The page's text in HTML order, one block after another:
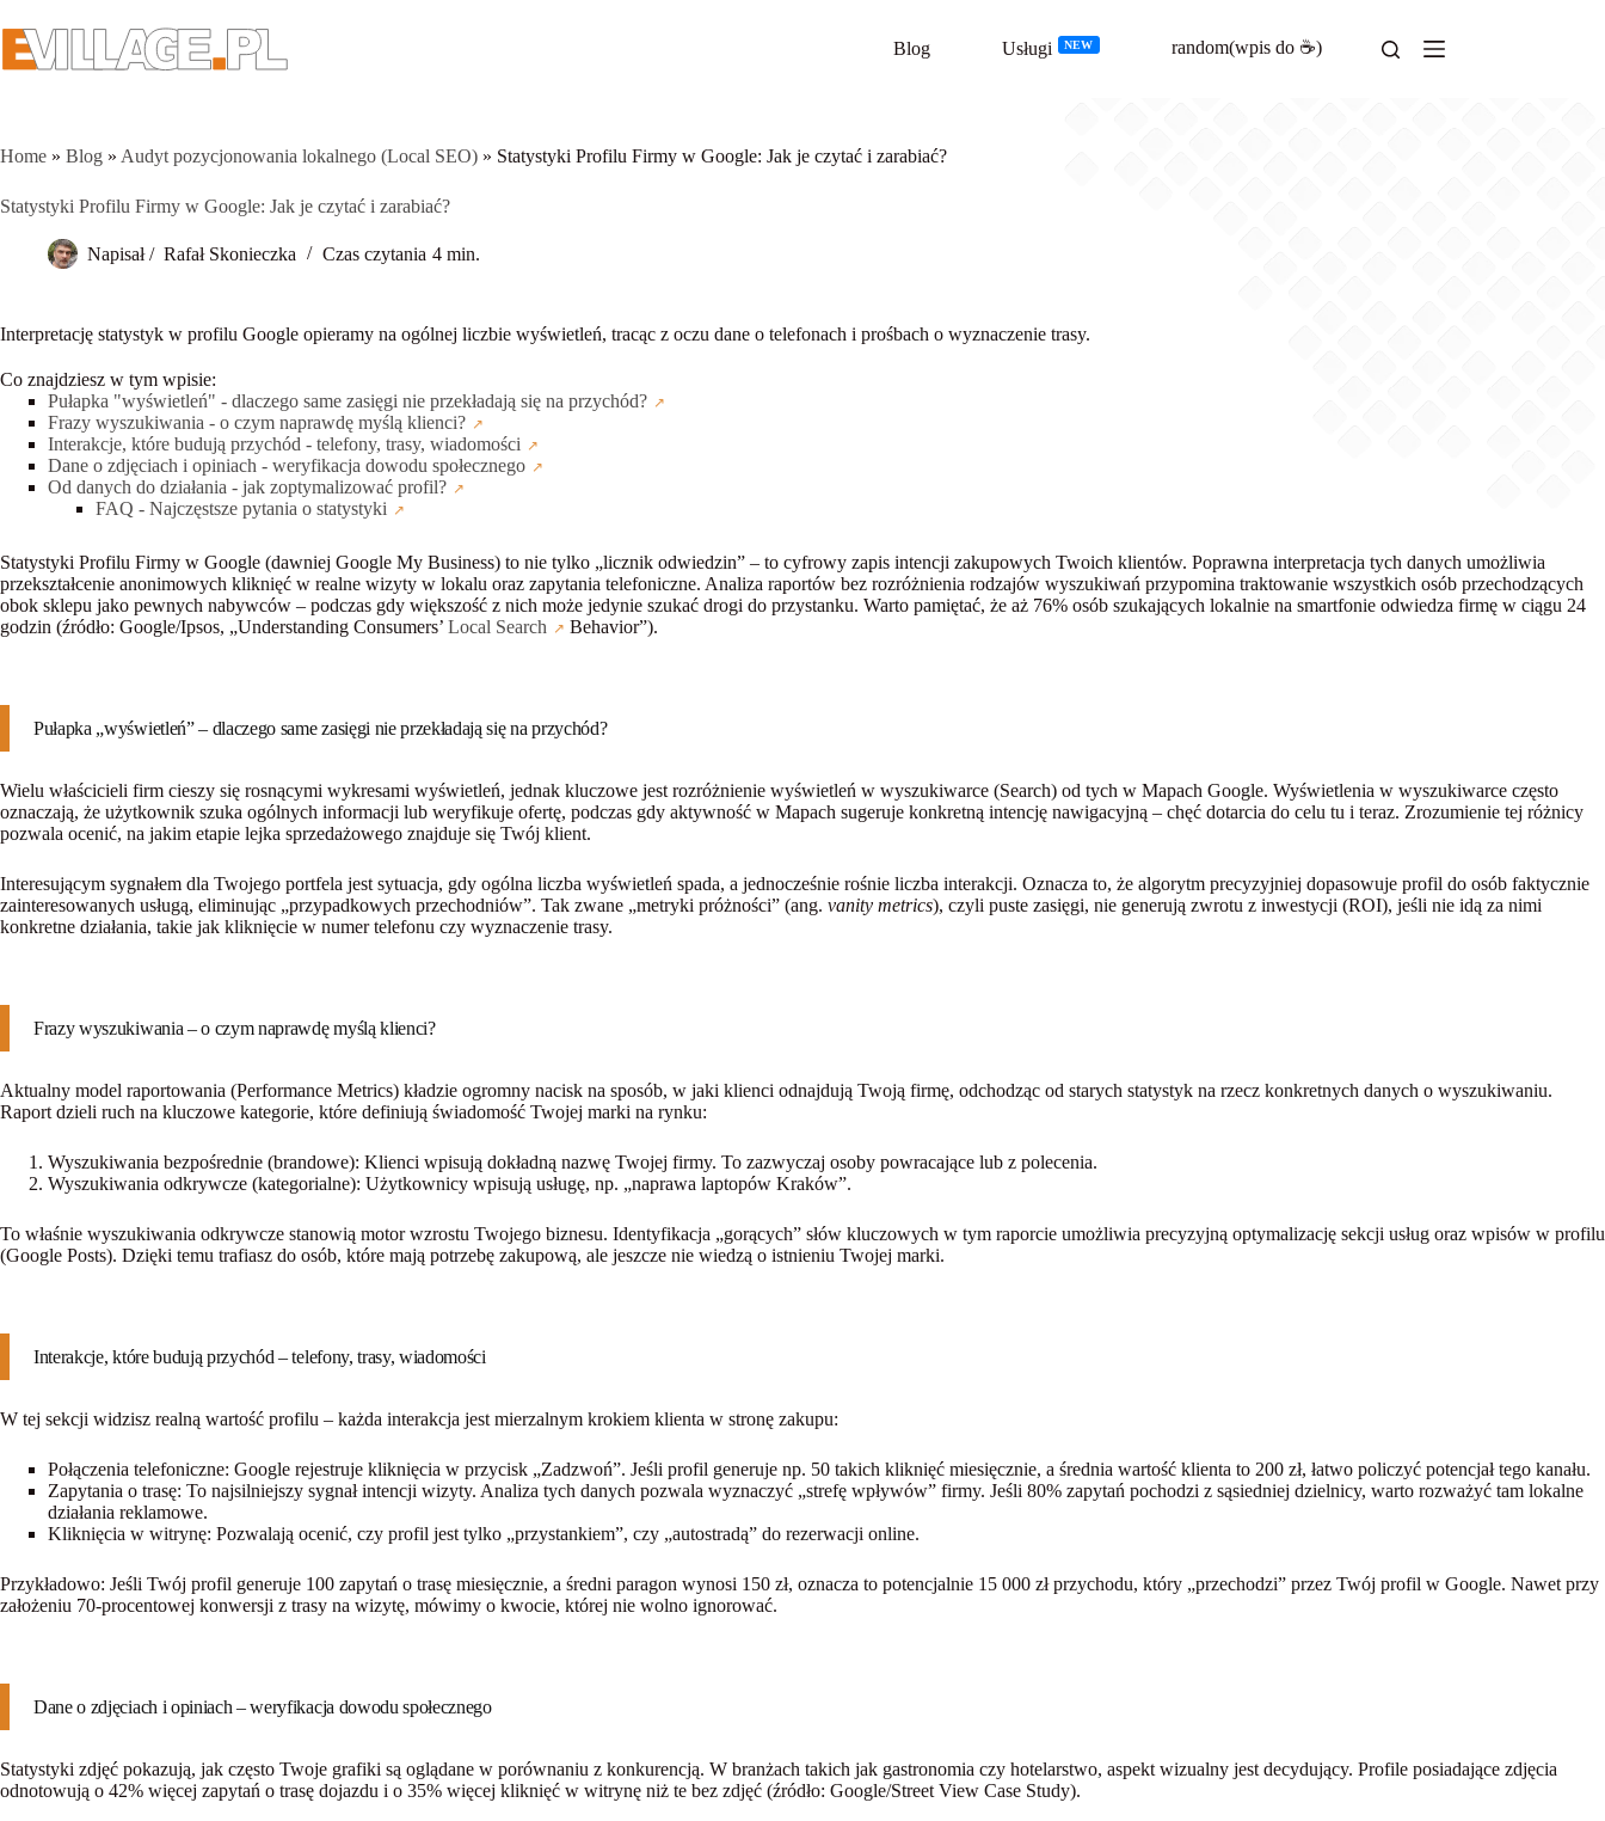
do
treści
Blog Usługi NEW random(wpis do ☕)
Home » Blog » Audyt pozycjonowania lokalnego (Local SEO) » Statystyki Profilu Firmy w Google: Jak je czytać i zarabiać?
Statystyki Profilu Firmy w Google: Jak je czytać i zarabiać?
Napisał / Rafał Skonieczka Czas czytania 4 min.
Interpretację statystyk w profilu Google opieramy na ogólnej liczbie wyświetleń, tracąc z oczu dane o telefonach i prośbach o wyznaczenie trasy.
Co znajdziesz w tym wpisie:
Pułapka "wyświetleń" - dlaczego same zasięgi nie przekładają się na przychód?
Frazy wyszukiwania - o czym naprawdę myślą klienci?
Interakcje, które budują przychód - telefony, trasy, wiadomości
Dane o zdjęciach i opiniach - weryfikacja dowodu społecznego
Od danych do działania - jak zoptymalizować profil?
FAQ - Najczęstsze pytania o statystyki
Statystyki Profilu Firmy w Google (dawniej Google My Business) to nie tylko „licznik odwiedzin” – to cyfrowy zapis intencji zakupowych Twoich klientów. Poprawna interpretacja tych danych umożliwia
przekształcenie anonimowych kliknięć w realne wizyty w lokalu oraz zapytania telefoniczne. Analiza raportów bez rozróżnienia rodzajów wyszukiwań przypomina traktowanie wszystkich osób przechodzących
obok sklepu jako pewnych nabywców – podczas gdy większość z nich może jedynie szukać drogi do przystanku. Warto pamiętać, że aż 76% osób szukających lokalnie na smartfonie odwiedza firmę w ciągu 24
godzin (źródło: Google/Ipsos, „Understanding Consumers’ Local Search Behavior”).
Pułapka „wyświetleń” – dlaczego same zasięgi nie przekładają się na przychód?
Wielu właścicieli firm cieszy się rosnącymi wykresami wyświetleń, jednak kluczowe jest rozróżnienie wyświetleń w wyszukiwarce (Search) od tych w Mapach Google. Wyświetlenia w wyszukiwarce często
oznaczają, że użytkownik szuka ogólnych informacji lub weryfikuje ofertę, podczas gdy aktywność w Mapach sugeruje konkretną intencję nawigacyjną – chęć dotarcia do celu tu i teraz. Zrozumienie tej różnicy
pozwala ocenić, na jakim etapie lejka sprzedażowego znajduje się Twój klient.
Interesującym sygnałem dla Twojego portfela jest sytuacja, gdy ogólna liczba wyświetleń spada, a jednocześnie rośnie liczba interakcji. Oznacza to, że algorytm precyzyjniej dopasowuje profil do osób faktycznie
zainteresowanych usługą, eliminując „przypadkowych przechodniów”. Tak zwane „metryki próżności” (ang. vanity metrics), czyli puste zasięgi, nie generują zwrotu z inwestycji (ROI), jeśli nie idą za nimi
konkretne działania, takie jak kliknięcie w numer telefonu czy wyznaczenie trasy.
Frazy wyszukiwania – o czym naprawdę myślą klienci?
Aktualny model raportowania (Performance Metrics) kładzie ogromny nacisk na sposób, w jaki klienci odnajdują Twoją firmę, odchodząc od starych statystyk na rzecz konkretnych danych o wyszukiwaniu.
Raport dzieli ruch na kluczowe kategorie, które definiują świadomość Twojej marki na rynku:
Wyszukiwania bezpośrednie (brandowe): Klienci wpisują dokładną nazwę Twojej firmy. To zazwyczaj osoby powracające lub z polecenia.
Wyszukiwania odkrywcze (kategorialne): Użytkownicy wpisują usługę, np. „naprawa laptopów Kraków”.
To właśnie wyszukiwania odkrywcze stanowią motor wzrostu Twojego biznesu. Identyfikacja „gorących” słów kluczowych w tym raporcie umożliwia precyzyjną optymalizację sekcji usług oraz wpisów w profilu
(Google Posts). Dzięki temu trafiasz do osób, które mają potrzebę zakupową, ale jeszcze nie wiedzą o istnieniu Twojej marki.
Interakcje, które budują przychód – telefony, trasy, wiadomości
W tej sekcji widzisz realną wartość profilu – każda interakcja jest mierzalnym krokiem klienta w stronę zakupu:
Połączenia telefoniczne: Google rejestruje kliknięcia w przycisk „Zadzwoń”. Jeśli profil generuje np. 50 takich kliknięć miesięcznie, a średnia wartość klienta to 200 zł, łatwo policzyć potencjał tego kanału.
Zapytania o trasę: To najsilniejszy sygnał intencji wizyty. Analiza tych danych pozwala wyznaczyć „strefę wpływów” firmy. Jeśli 80% zapytań pochodzi z sąsiedniej dzielnicy, warto rozważyć tam lokalne
działania reklamowe.
Kliknięcia w witrynę: Pozwalają ocenić, czy profil jest tylko „przystankiem”, czy „autostradą” do rezerwacji online.
Przykładowo: Jeśli Twój profil generuje 100 zapytań o trasę miesięcznie, a średni paragon wynosi 150 zł, oznacza to potencjalnie 15 000 zł przychodu, który „przechodzi” przez Twój profil w Google. Nawet przy
założeniu 70-procentowej konwersji z trasy na wizytę, mówimy o kwocie, której nie wolno ignorować.
Dane o zdjęciach i opiniach – weryfikacja dowodu społecznego
Statystyki zdjęć pokazują, jak często Twoje grafiki są oglądane w porównaniu z konkurencją. W branżach takich jak gastronomia czy hotelarstwo, aspekt wizualny jest decydujący. Profile posiadające zdjęcia
odnotowują o 42% więcej zapytań o trasę dojazdu i o 35% więcej kliknięć w witrynę niż te bez zdjęć (źródło: Google/Street View Case Study).